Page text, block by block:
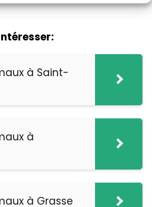
à Saint-
à
à Grasse